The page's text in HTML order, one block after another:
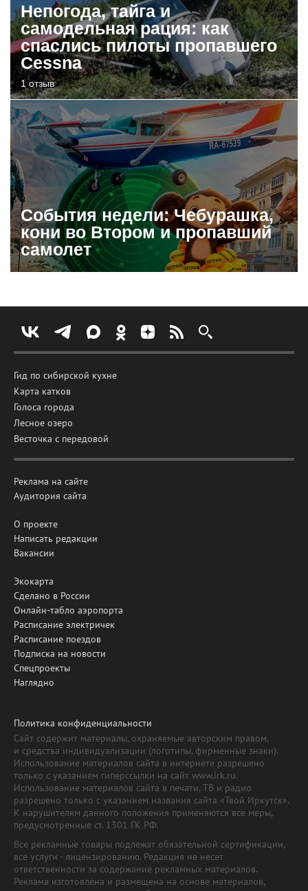
Непогода, тайга и
самодельная рация: как
спаслись пилоты пропавшего
Cessna
1 отзыв
События недели: Чебурашка,
кони во Втором и пропавший
самолет
Гид по сибирской кухне
Карта катков
Голоса города
Лесное озеро
Весточка с передовой
Реклама на сайте
Аудитория сайта
О проекте
Написать редакции
Вакансии
Экокарта
Сделано в России
Онлайн-табло аэропорта
Расписание электричек
Расписание поездов
Подписка на новости
Спецпроекты
Наглядно
Политика конфиденциальности
Сайт содержит материалы, охраняемые авторским правом,
и средства индивидуализации (логотипы, фирменные знаки).
Использование материалов сайта в интернете разрешено
только с указанием гиперссылки на сайт www.irk.ru.
Использование материалов сайта в печати, ТВ и радио
разрешено только с указанием названия сайта «Твой Иркутск».
К нарушителям данного положения применяются все меры,
предусмотренные ст. 1301 ГК РФ.
Все рекламные товары подлежат обязательной сертификации,
все услуги - лицензированию. Редакция не несет
ответственности за содержание рекламных материалов.
Реклама изготовлена и размещена на основе материалов,